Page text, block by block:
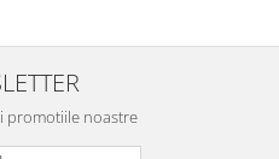
serviabili, livrare rapidă, suport
tehnic, totul impecabil, o să revin
la ei și pentru vi...
promotiile noastre